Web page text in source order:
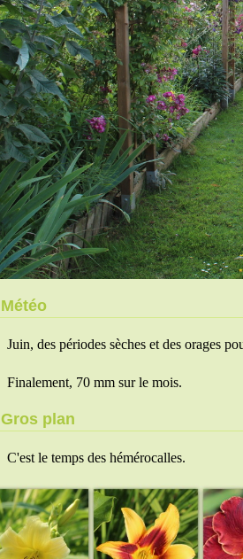
Météo
Juin, des périodes sèches et des orages
Finalement, 70 mm sur le mois.
Gros plan
C'est le temps des hémérocalles.